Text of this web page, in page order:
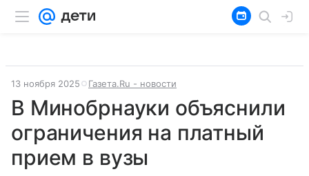
13 ноября 2025 Газета.Ru - новости
В Минобрнауки объяснили
ограничения на платный
прием в вузы